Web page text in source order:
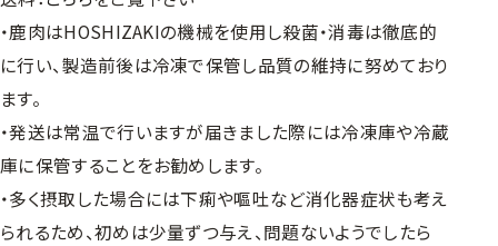
・鹿肉はHOSHIZAKIの機械を使用し殺菌・消毒は徹底的
に行い、製造前後は冷凍で保管し品質の維持に努めており
ます。
・発送は常温で行いますが届きました際には冷凍庫や冷蔵
庫に保管することをお勧めします。
・多く摂取した場合には下痢や嘔吐など消化器症状も考え
られるため、初めは少量ずつ与え、問題ないようでしたら